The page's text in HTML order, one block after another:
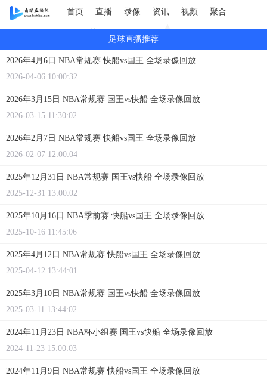
首页 直播 录像 资讯 视频 聚合
足球直播推荐
2026年4月6日 NBA常规赛 快船vs国王 全场录像回放
2026-04-06 10:00:32
2026年3月15日 NBA常规赛 国王vs快船 全场录像回放
2026-03-15 11:30:02
2026年2月7日 NBA常规赛 快船vs国王 全场录像回放
2026-02-07 12:00:04
2025年12月31日 NBA常规赛 国王vs快船 全场录像回放
2025-12-31 13:00:02
2025年10月16日 NBA季前赛 快船vs国王 全场录像回放
2025-10-16 11:45:06
2025年4月12日 NBA常规赛 快船vs国王 全场录像回放
2025-04-12 13:44:01
2025年3月10日 NBA常规赛 国王vs快船 全场录像回放
2025-03-11 13:44:02
2024年11月23日 NBA杯小组赛 国王vs快船 全场录像回放
2024-11-23 15:00:03
2024年11月9日 NBA常规赛 快船vs国王 全场录像回放